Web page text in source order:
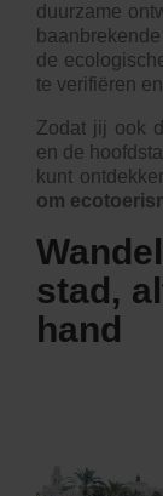
duurzame
de
te verifiëren
Zodat jij ook
en de
kunt
om
stad,
hand